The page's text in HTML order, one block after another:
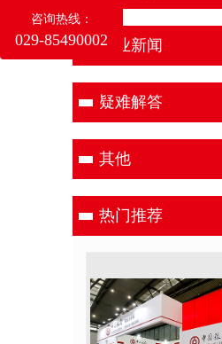
行业新闻
疑难解答
其他
热门推荐
咨询热线：
029-85490002